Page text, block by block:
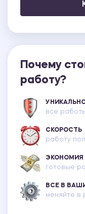
Почему
работу?
все
СКОРОСТЬ
работу
ЭКОНОМИЯ
готовые
ВСЕ В
меняйте в